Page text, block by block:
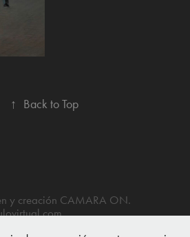
↑ Back to Top
y creación CAMARA ON.